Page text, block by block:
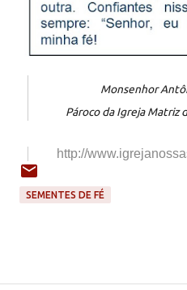
Monsenhor
Pároco da Igreja Matriz
http://
SEMENTES DE FÉ